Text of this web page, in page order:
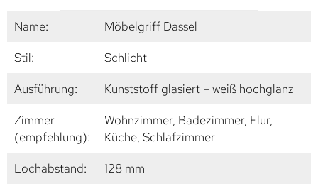
Name:
Möbelgriff Dassel
Stil:
Schlicht
Ausführung:
Kunststoff glasiert – weiß hochglanz
Zimmer
(empfehlung):
Wohnzimmer, Badezimmer, Flur,
Küche, Schlafzimmer
Lochabstand:
128 mm